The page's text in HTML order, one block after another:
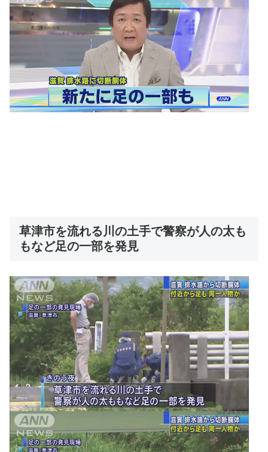
草津市を流れる川の土手で警察が人の太も
もなど足の一部を発見